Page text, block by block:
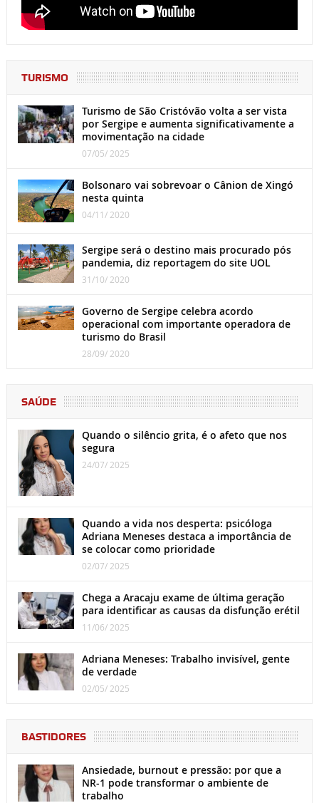
TURISMO
Turismo de São Cristóvão volta a ser vista
por Sergipe e aumenta significativamente a
movimentação na cidade
07/05/ 2025
Bolsonaro vai sobrevoar o Cânion de Xingó
nesta quinta
04/11/ 2020
Sergipe será o destino mais procurado pós
pandemia, diz reportagem do site UOL
31/10/ 2020
Governo de Sergipe celebra acordo
operacional com importante operadora de
turismo do Brasil
28/09/ 2020
SAÚDE
Quando o silêncio grita, é o afeto que nos
segura
24/07/ 2025
Quando a vida nos desperta: psicóloga
Adriana Meneses destaca a importância de
se colocar como prioridade
02/07/ 2025
Chega a Aracaju exame de última geração
para identificar as causas da disfunção erétil
11/06/ 2025
Adriana Meneses: Trabalho invisível, gente
de verdade
02/05/ 2025
BASTIDORES
Ansiedade, burnout e pressão: por que a
NR-1 pode transformar o ambiente de
trabalho